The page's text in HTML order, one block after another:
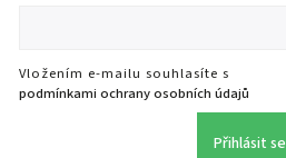
Vložením e-mailu souhlasíte s
podmínkami ochrany osobních údajů
Přihlásit se